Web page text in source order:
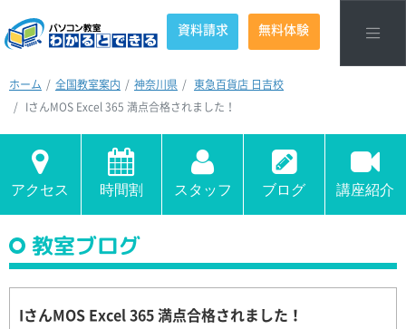
資料請求 無料体験
ホーム 全国教室案内 神奈川県
東急百貨店 日吉校
IさんMOS Excel 365 満点合格されました！
アクセス 時間割 スタッフ ブログ 講座紹介
教室ブログ
IさんMOS Excel 365 満点合格されました！